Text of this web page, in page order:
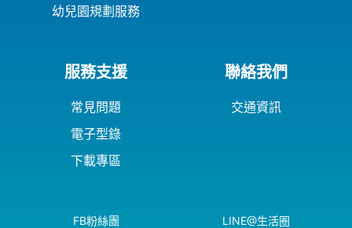
幼兒園規劃服務
服務支援
常見問題
電子型錄
下載專區
聯絡我們
交通資訊
FB粉絲團 LINE@生活圈